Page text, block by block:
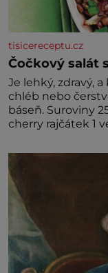
tisicereceptu.cz
Čočkový salát
Je lehký, zdravý,
chléb nebo
báseň. Suroviny 250 g vaší oblíbené čočky 150 g
cherry rajčátek 1